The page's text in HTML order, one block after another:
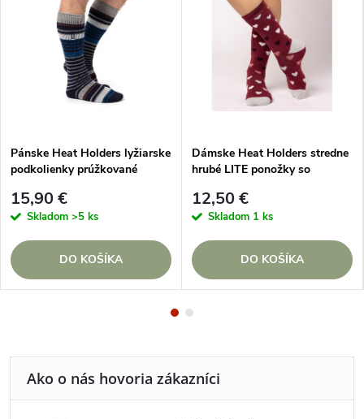
Pánske Heat Holders lyžiarske
podkolienky prúžkované
15,90 €
Skladom >5 ks
DO KOŠÍKA
Dámske Heat Holders stredne
hrubé LITE ponožky so
12,50 €
Skladom 1 ks
DO KOŠÍKA